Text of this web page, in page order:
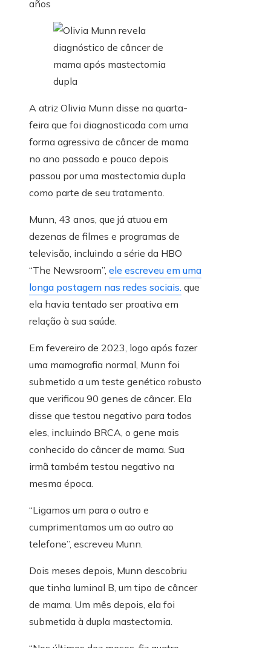
años
A atriz Olivia Munn disse na quarta-
feira que foi diagnosticada com uma
forma agressiva de câncer de mama
no ano passado e pouco depois
passou por uma mastectomia dupla
como parte de seu tratamento.
Munn, 43 anos, que já atuou em
dezenas de filmes e programas de
televisão, incluindo a série da HBO
“The Newsroom”, ele escreveu em uma
longa postagem nas redes sociais. que
ela havia tentado ser proativa em
relação à sua saúde.
Em fevereiro de 2023, logo após fazer
uma mamografia normal, Munn foi
submetido a um teste genético robusto
que verificou 90 genes de câncer. Ela
disse que testou negativo para todos
eles, incluindo BRCA, o gene mais
conhecido do câncer de mama. Sua
irmã também testou negativo na
mesma época.
“Ligamos um para o outro e
cumprimentamos um ao outro ao
telefone”, escreveu Munn.
Dois meses depois, Munn descobriu
que tinha luminal B, um tipo de câncer
de mama. Um mês depois, ela foi
submetida à dupla mastectomia.